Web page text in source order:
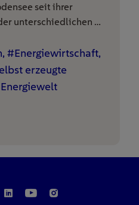
seit ihrer
unterschiedlichen …
#Energiewirtschaft,
erzeugte